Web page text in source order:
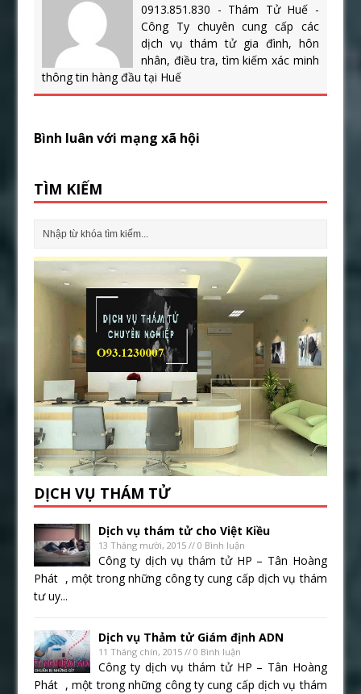
0913.851.830 - Thám Tử Huế -
Công Ty chuyên cung cấp các
dịch vụ thám tử gia đình, hôn
nhân, điều tra, tìm kiếm xác minh
thông tin hàng đầu tại Huế
Bình luân với mạng xã hội
TÌM KIẾM
DỊCH VỤ THÁM TỬ
Dịch vụ thám tử cho Việt Kiều
13 Tháng mười, 2015 // 0 Bình luận
Công ty dịch vụ thám tử HP – Tân Hoàng
Phát , một trong những công ty cung cấp dịch vụ thám
tư uy...
Dịch vụ Thảm tử Giám định ADN
11 Tháng chín, 2015 // 0 Bình luận
Công ty dịch vụ thám tử HP – Tân Hoàng
Phát , một trong những công ty cung cấp dịch vụ thám